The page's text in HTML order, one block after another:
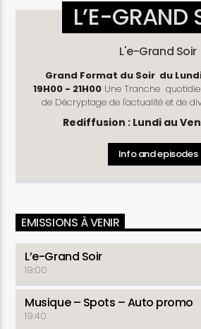
L’E-GRAND
L'e-Grand Soir
Grand Format du Soir du
19H00 - 21H00Une Tranche quotidienne d’Informations,
de Décryptage de l'actualité et de
mise à jour des évènements de la
nous vous faisons mieux
: L'Oeil du Juriste (Lundi,
- l’Oeil du Coach (Mardi et Jeudi) -
Instant Partenaire - le 19H45 - La
Rediffusion : Lundi au
Info and episodes
EMISSIONS À VENIR
L’e-Grand Soir
19:00
Musique – Spots – Auto promo
19:40